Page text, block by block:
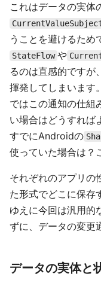
これはデータの実体
うことを避けるため
StateFlow や
るのは直感的ですが
揮発してしまいます。
ではこの通知の仕組
い場合はどうすれば
すでにAndroidの
使っていた場合は？
それぞれのアプリの
た形式でどこに保存
ゆえに今回は汎用的
ずに、データの変更
データの実体と